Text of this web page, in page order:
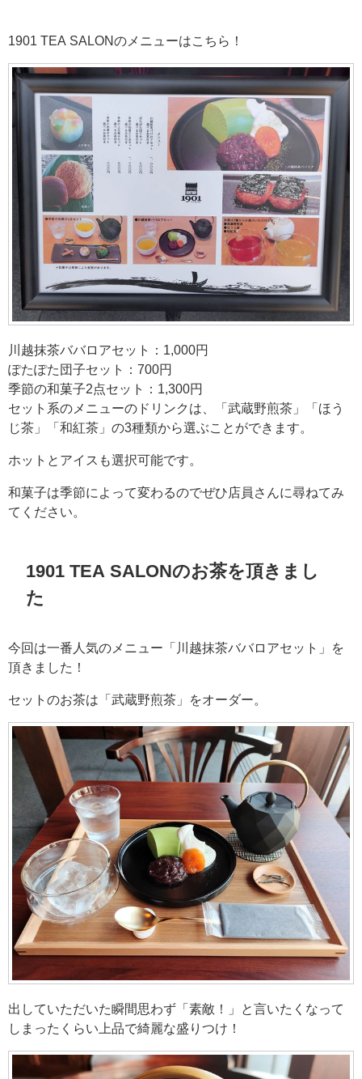
1901 TEA SALONのメニューはこちら！
川越抹茶ババロアセット：1,000円
ぽたぽた団子セット：700円
季節の和菓子2点セット：1,300円
セット系のメニューのドリンクは、「武蔵野煎茶」「ほう
じ茶」「和紅茶」の3種類から選ぶことができます。
ホットとアイスも選択可能です。
和菓子は季節によって変わるのでぜひ店員さんに尋ねてみ
てください。
1901 TEA SALONのお茶を頂きまし
た
今回は一番人気のメニュー「川越抹茶ババロアセット」を
頂きました！
セットのお茶は「武蔵野煎茶」をオーダー。
出していただいた瞬間思わず「素敵！」と言いたくなって
しまったくらい上品で綺麗な盛りつけ！